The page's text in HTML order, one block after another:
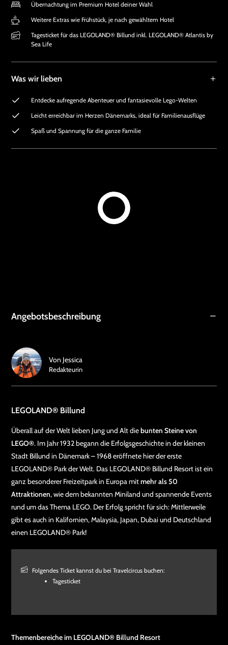
Übernachtung im Premium Hotel deiner Wahl
Weitere Extras wie Frühstück, je nach gewähltem Hotel
Tagesticket für das LEGOLAND® Billund inkl. LEGOLAND® Atlantis by
Sea Life
Was wir lieben
Entdecke aufregende Abenteuer und fantasievolle Lego-Welten
Leicht erreichbar im Herzen Dänemarks, ideal für Familienausflüge
Spaß und Spannung für die ganze Familie
Angebotsbeschreibung
LEGOLAND® Billund
Überall auf der Welt lieben Jung und Alt diebunten Steine von
LEGO®. Im Jahr 1932 begann die Erfolgsgeschichte in der kleinen
Stadt Billund in Dänemark – 1968 eröffnete hier der erste
LEGOLAND® Park der Welt. Das LEGOLAND® Billund Resort ist ein
ganz besonderer Freizeitpark in Europa mitmehr als 50
Attraktionen, wie dem bekannten Miniland und spannende Events
rund um das Thema LEGO. Der Erfolg spricht für sich: Mittlerweile
gibt es auch in Kalifornien, Malaysia, Japan, Dubai und Deutschland
einen LEGOLAND® Park!
Folgendes Ticket kannst du bei Travelcircus buchen:
Tagesticket
Themenbereiche im LEGOLAND® Billund Resort
Von Jessica
Redakteurin